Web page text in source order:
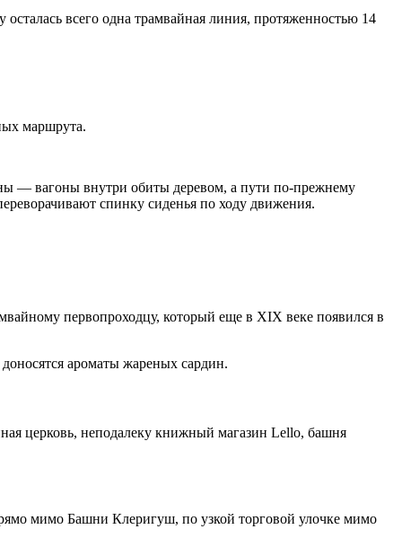
всего одна трамвайная линия, протяженностью 14
маршрута.
— вагоны внутри обиты деревом, а пути по-прежнему
спинку сиденья по ходу движения.
первопроходцу, который еще в XIX веке появился в
ароматы жареных сардин.
церковь, неподалеку книжный магазин Lello, башня
мимо Башни Клеригуш, по узкой торговой улочке мимо